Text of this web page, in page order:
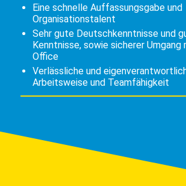
Eine schnelle Auffassungsgabe und
Organisationstalent
Sehr gute Deutschkenntnisse und
Kenntnisse, sowie sicherer
Office
Verlässliche und
Arbeitsweise und Teamfähigkeit